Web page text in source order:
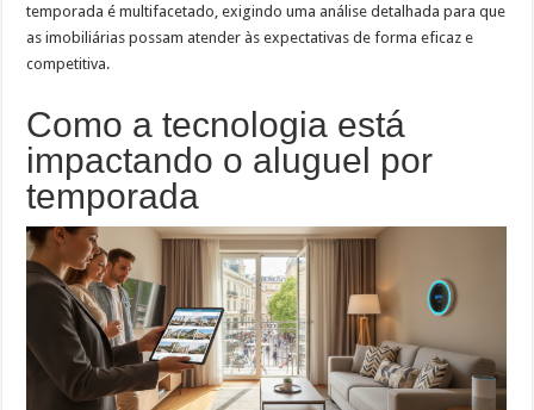
temporada é multifacetado, exigindo uma análise detalhada para que
as imobiliárias possam atender às expectativas de forma eficaz e
competitiva.
Como a tecnologia está
impactando o aluguel por
temporada